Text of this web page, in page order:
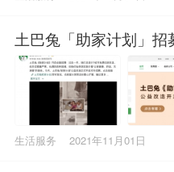
土巴兔「助家计划」招
居住环境
生活服务 2021年11月01日